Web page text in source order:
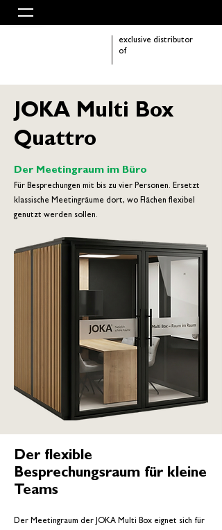
exclusive distributor
of
JOKA Multi Box
Quattro
Der Meetingraum im Büro
Für Besprechungen mit bis zu vier Personen. Ersetzt
klassische Meetingräume dort, wo Flächen flexibel
genutzt werden sollen.
Der flexible
Besprechungsraum für kleine
Teams
Der Meetingraum der JOKA Multi Box eignet sich für